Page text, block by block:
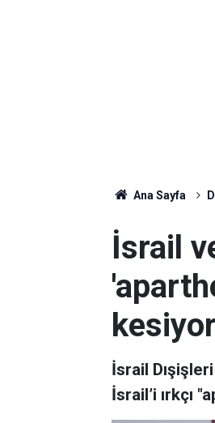
Ana Sayfa
İsrail
İsrail
İsrail’i ırkçı